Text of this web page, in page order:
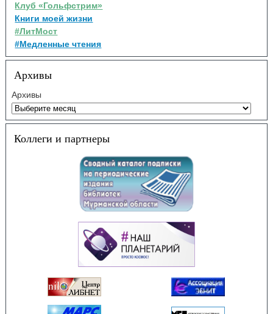
Клуб «Гольфстрим»
Книги моей жизни
#ЛитМост
#Медленные чтения
Архивы
Архивы
Коллеги и партнеры